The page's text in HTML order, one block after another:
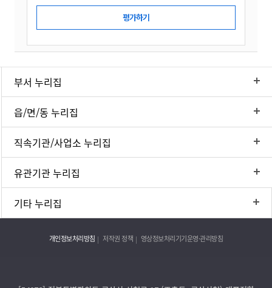
부서 누리집
읍/면/동 누리집
직속기관/사업소 누리집
유관기관 누리집
기타 누리집
개인정보처리방침 저작권 정책 영상정보처리기기운영·관리방침